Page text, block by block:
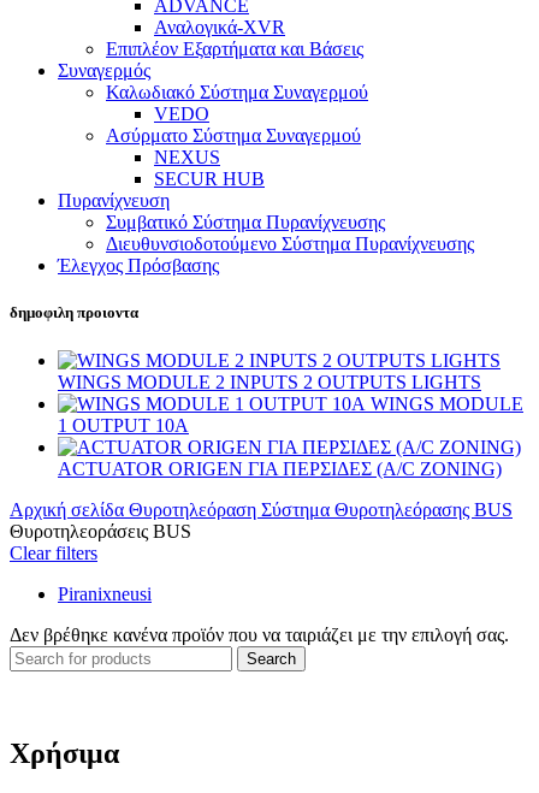
ADVANCE
Αναλογικά-XVR
Επιπλέον Εξαρτήματα και Βάσεις
Συναγερμός
Καλωδιακό Σύστημα Συναγερμού
VEDO
Ασύρματο Σύστημα Συναγερμού
NEXUS
SECUR HUB
Πυρανίχνευση
Συμβατικό Σύστημα Πυρανίχνευσης
Διευθυνσιοδοτούμενο Σύστημα Πυρανίχνευσης
Έλεγχος Πρόσβασης
δημοφιλη προιοντα
WINGS MODULE 2 INPUTS 2 OUTPUTS LIGHTS
WINGS MODULE
1 OUTPUT 10A
ACTUATOR ORIGEN ΓΙΑ ΠΕΡΣΙΔΕΣ (A/C ZONING)
Αρχική σελίδα Θυροτηλεόραση Σύστημα Θυροτηλεόρασης BUS
Θυροτηλεοράσεις BUS
Clear filters
Piranixneusi
Δεν βρέθηκε κανένα προϊόν που να ταιριάζει με την επιλογή σας.
Search
Χρήσιμα